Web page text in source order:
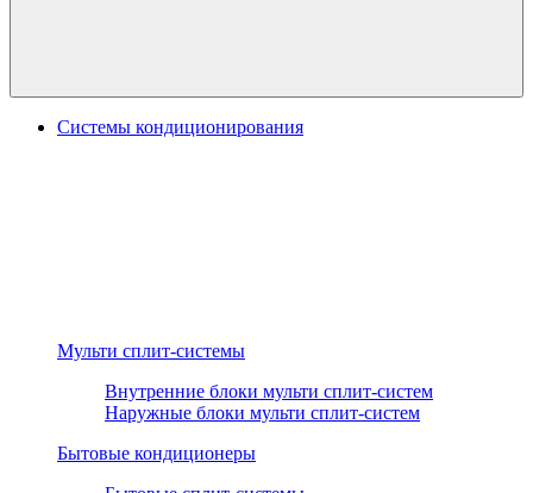
Системы кондиционирования
Мульти сплит-системы
Внутренние блоки мульти сплит-систем
Наружные блоки мульти сплит-систем
Бытовые кондиционеры